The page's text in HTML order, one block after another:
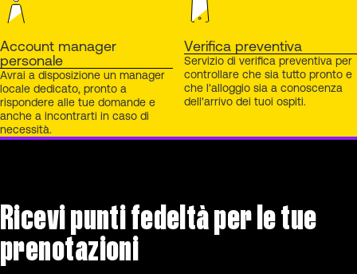
Account manager
personale
Avrai a disposizione un manager
locale dedicato, pronto a
rispondere alle tue domande e
anche a incontrarti in caso di
necessità.
Verifica preventiva
Servizio di verifica preventiva per
controllare che sia tutto pronto e
che l'alloggio sia a conoscenza
dell'arrivo dei tuoi ospiti.
Ricevi punti fedeltà per le tue
prenotazioni